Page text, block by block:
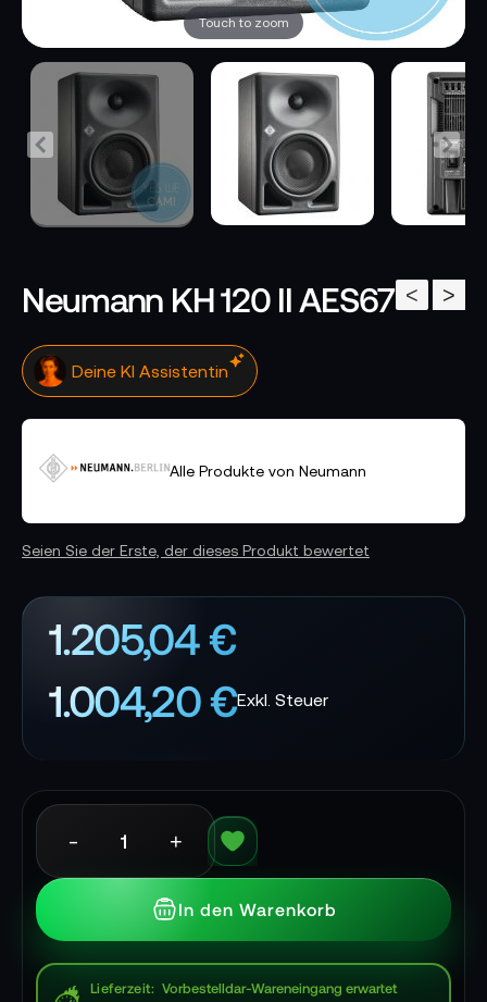
Touch to zoom
>
<
Neumann KH 120 II AES67
Deine KI Assistentin
Alle Produkte von Neumann
Seien Sie der Erste, der dieses Produkt bewertet
1.205,04 €
1.004,20 €
- +
In den Warenkorb
Lieferzeit Vorbestelldar-Wareneingang erwartet